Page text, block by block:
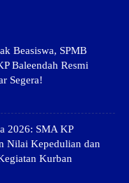
Beasiswa, SPMB
Baleendah Resmi
Segera!
2026: SMA KP
Nilai Kepedulian dan
Kurban